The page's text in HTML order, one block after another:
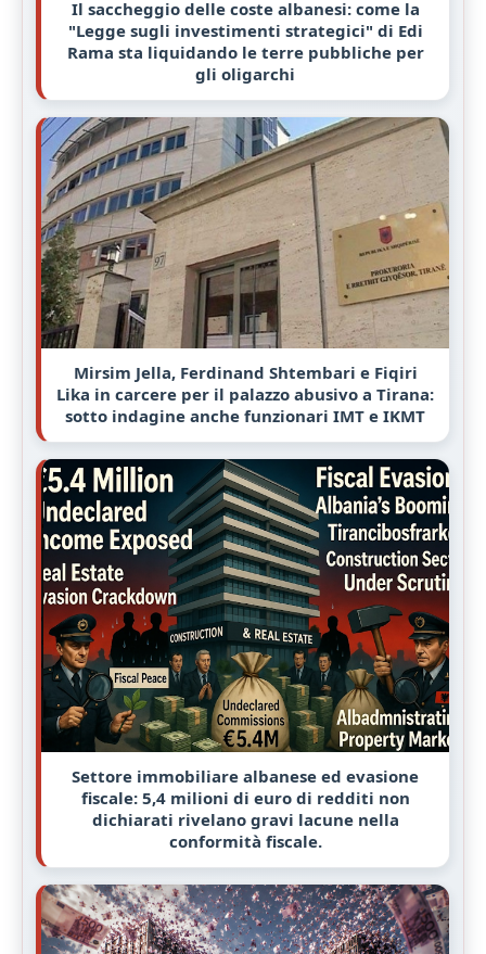
Il saccheggio delle coste albanesi: come la
"Legge sugli investimenti strategici" di Edi
Rama sta liquidando le terre pubbliche per
gli oligarchi
Mirsim Jella, Ferdinand Shtembari e Fiqiri
Lika in carcere per il palazzo abusivo a Tirana:
sotto indagine anche funzionari IMT e IKMT
Settore immobiliare albanese ed evasione
fiscale: 5,4 milioni di euro di redditi non
dichiarati rivelano gravi lacune nella
conformità fiscale.